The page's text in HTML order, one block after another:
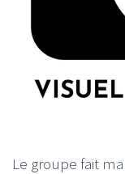
Le groupe fait